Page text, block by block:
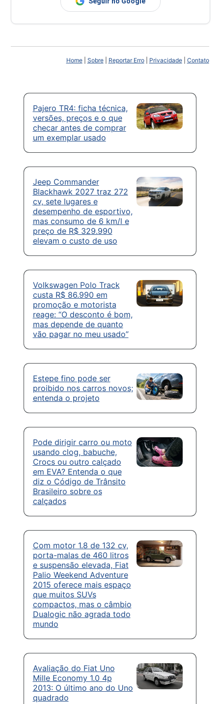
Home| Sobre| Reportar Erro| Privacidade| Contato
Pajero TR4: ficha técnica,
versões, preços e o que
checar antes de comprar
um exemplar usado
Jeep Commander
Blackhawk 2027 traz 272
cv, sete lugares e
desempenho de esportivo,
mas consumo de 6 km/l e
preço de R$ 329.990
elevam o custo de uso
Volkswagen Polo Track
custa R$ 86.990 em
promoção e motorista
reage: “O desconto é bom,
mas depende de quanto
vão pagar no meu usado”
Estepe fino pode ser
proibido nos carros novos;
entenda o projeto
Pode dirigir carro ou moto
usando clog, babuche,
Crocs ou outro calçado
em EVA? Entenda o que
diz o Código de Trânsito
Brasileiro sobre os
calçados
Com motor 1.8 de 132 cv,
porta-malas de 460 litros
e suspensão elevada, Fiat
Palio Weekend Adventure
2015 oferece mais espaço
que muitos SUVs
compactos, mas o câmbio
Dualogic não agrada todo
mundo
Avaliação do Fiat Uno
Mille Economy 1.0 4p
2013: O último ano do Uno
quadrado